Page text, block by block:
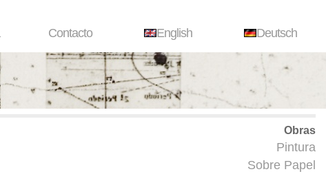
Contacto English Deutsch
Obras
Pintura
Sobre Papel